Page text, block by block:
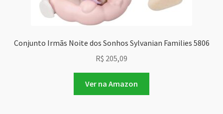
Conjunto Irmãs Noite dos Sonhos Sylvanian Families 5806
R$ 205,09
Ver na Amazon